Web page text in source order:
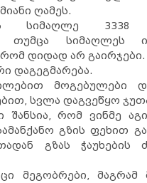
ღამეს.
სიმაღლე 3338
თუმცა სიმაღლეს
დიდად არ გაირჯები.
დაგეგმარება.
მოგებულები
სვლა დაგვეწყო
შანსია, რომ ვინმე
გზის ფეხით
გზას ჭაუხების
მეგობრები, მაგრამ